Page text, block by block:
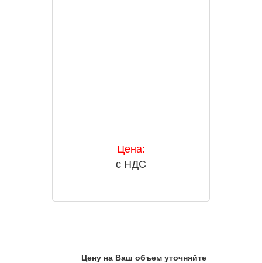
Цена:
с НДС
Цену на Ваш объем уточняйте